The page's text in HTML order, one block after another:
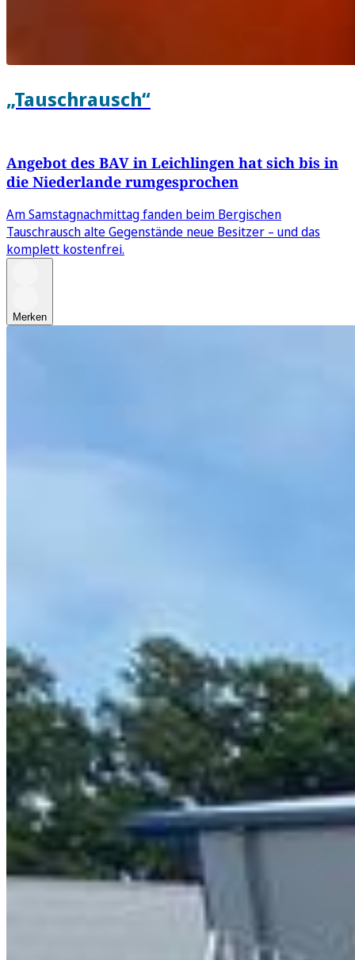
„Tauschrausch“
Angebot des BAV in Leichlingen hat sich bis in
die Niederlande rumgesprochen
Am Samstagnachmittag fanden beim Bergischen
Tauschrausch alte Gegenstände neue Besitzer – und das
komplett kostenfrei.
Merken